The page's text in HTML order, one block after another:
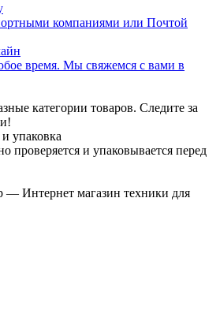
компаниями или Почтой
время. Мы свяжемся с вами в
категории товаров. Следите за
упаковка
проверяется и упаковывается перед
— Интернет магазин техники для